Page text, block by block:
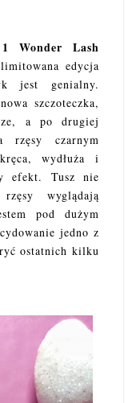
Wonder Lash
edycja
jest genialny.
szczoteczka,
a po drugiej
rzęsy czarnym
wydłuża i
efekt. Tusz nie
wyglądają
pod dużym
jedno z
ostatnich kilku